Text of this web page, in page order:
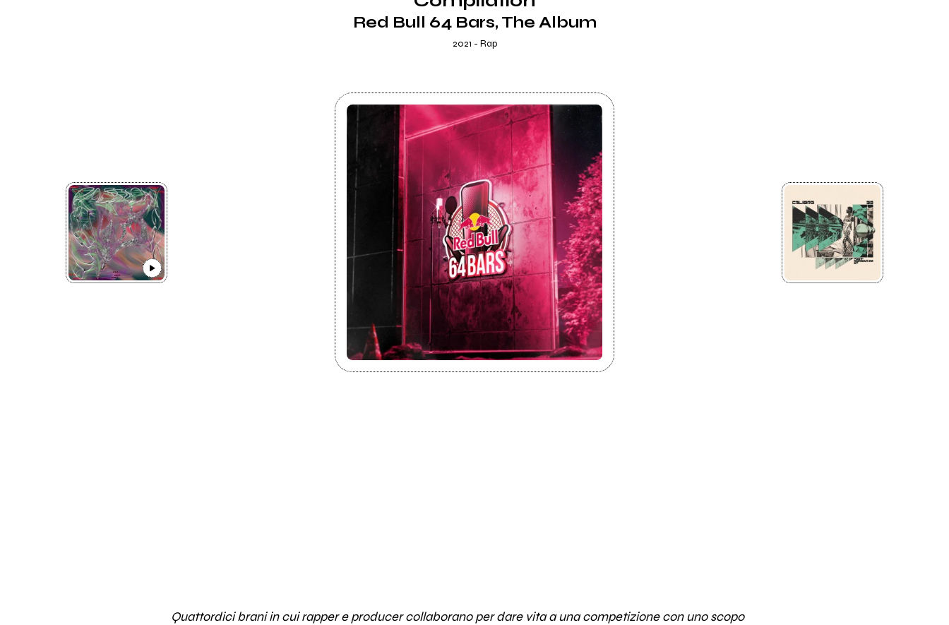
Red Bull 64 Bars, The Album
2021 - Rap
Quattordici brani in cui rapper e producer collaborano per dare vita a una competizione con uno scopo